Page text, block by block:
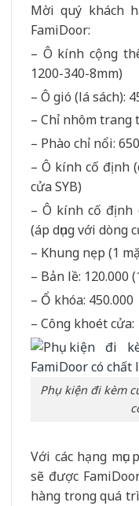
Mời quý khách
FamiDoor:
– Ô kính cộng
1200-340-8mm)
– Ô gió (lá sách):
– Chỉ nhôm trang
– Phào chỉ nổi:
– Ô kính cố định
cửa SYB)
– Ô kính cố định
(áp dụng với dòng
– Khung nẹp (1
– Bản lề: 120.000
– Ổ khóa: 450.000
– Công khoét cửa:
Phụ kiện đi kèm
Với các hạng
sẽ được
hàng trong quá